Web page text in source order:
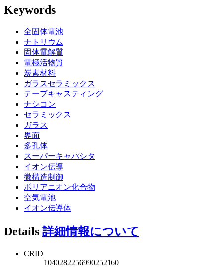
Keywords
全固体電池
ナトリウム
固体電解質
電極活物質
炭素材料
ガラスセラミックス
テープキャスティング
ナシコン
セラミックス
ガラス
界面
多孔体
スーパーキャパシタ
イオン伝導
微構造制御
ポリアニオン化合物
空気電池
イオン伝導体
Details 詳細情報について
CRID
1040282256990252160